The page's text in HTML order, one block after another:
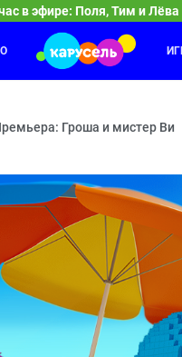
в эфире: Поля, Тим и Лёва
регата —
Ми-Мишки
рождения Вали — Плохой
Гроша и мистер Ви